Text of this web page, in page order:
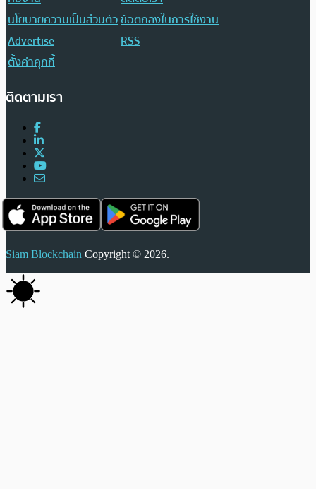
นโยบายความเป็นส่วนตัวข้อตกลงในการใช้งาน
Advertise
RSS
ตั้งค่าคุกกี้
ติดตามเรา
Siam Blockchain Copyright © 2026.